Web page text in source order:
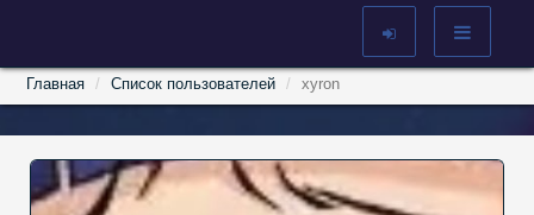
Главная Список пользователей xyron